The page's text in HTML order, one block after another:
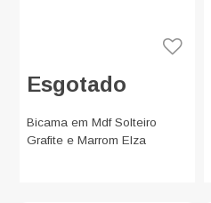
Esgotado
Bicama em Mdf Solteiro
Grafite e Marrom Elza